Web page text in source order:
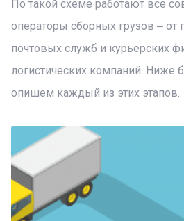
По такой схеме работают все
операторы сборных грузов ‒ от
почтовых служб и курьерских
логистических компаний. Ниже
опишем каждый из этих этапов.